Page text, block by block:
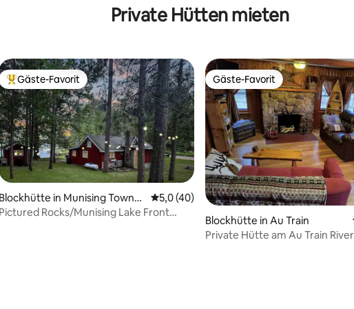
Private Hütten mieten
Bewertung: 4,98 von 5, 198 Bewertungen
Beliebter Gäste-Favorit.
Gäste-Favorit
Blockhütte in Munising Townsh
ip
Durchschnittliche Bewertung: 5,0 von 5,
5,0 (40)
Pictured Rocks/Munising Lake Front
Gäste-Favorit
Gäste-Favorit
Blockhütte in Au Train
Private Hütte am Au Train River